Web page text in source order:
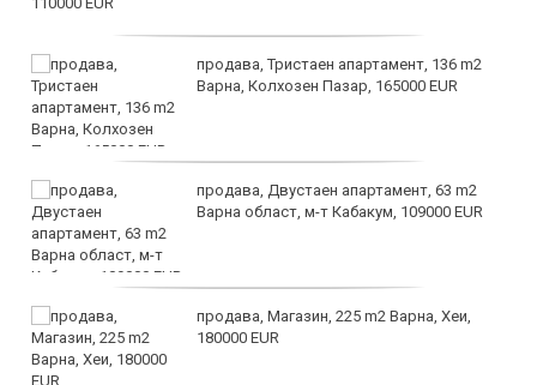
продава, Тристаен апартамент, 136 m2
Варна, Колхозен Пазар, 165000 EUR
продава, Двустаен апартамент, 63 m2
Варна област, м-т Кабакум, 109000 EUR
продава, Магазин, 225 m2 Варна, Хеи,
180000 EUR